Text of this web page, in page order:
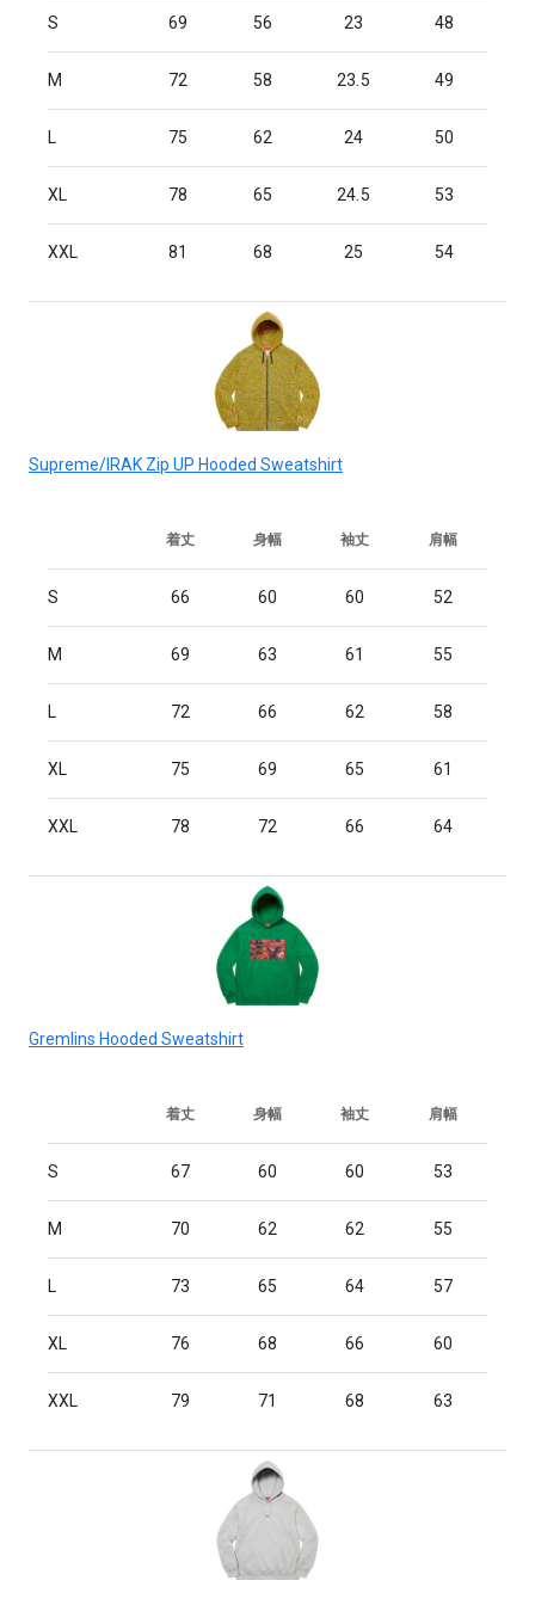
S 69 56 23 48
M 72 58 23.5 49
L 75 62 24 50
XL 78 65 24.5 53
XXL 81 68 25 54
Supreme/IRAK Zip UP Hooded Sweatshirt
着丈 身幅 袖丈 肩幅
S 66 60 60 52
M 69 63 61 55
L 72 66 62 58
XL 75 69 65 61
XXL 78 72 66 64
Gremlins Hooded Sweatshirt
着丈 身幅 袖丈 肩幅
S 67 60 60 53
M 70 62 62 55
L 73 65 64 57
XL 76 68 66 60
XXL 79 71 68 63